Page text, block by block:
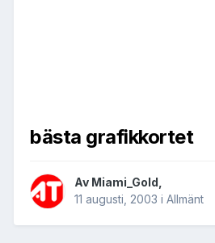
bästa grafikkortet
Av Miami_Gold
11 augusti, 2003 i Allmänt